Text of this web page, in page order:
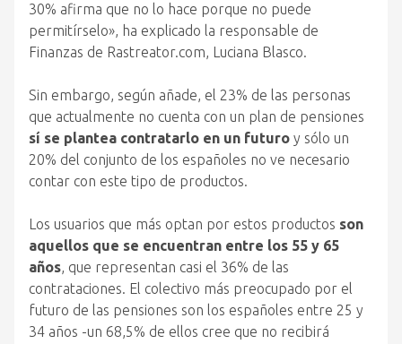
30% afirma que no lo hace porque no puede
permitírselo», ha explicado la responsable de
Finanzas de Rastreator.com, Luciana Blasco.
Sin embargo, según añade, el 23% de las personas
que actualmente no cuenta con un plan de pensiones
sí se plantea contratarlo en un futuro y sólo un
20% del conjunto de los españoles no ve necesario
contar con este tipo de productos.
Los usuarios que más optan por estos productos son
aquellos que se encuentran entre los 55 y 65
años, que representan casi el 36% de las
contrataciones. El colectivo más preocupado por el
futuro de las pensiones son los españoles entre 25 y
34 años -un 68,5% de ellos cree que no recibirá